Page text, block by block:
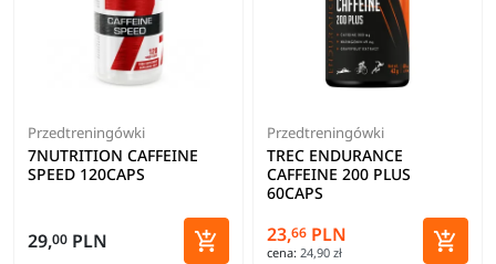
Przedtreningówki
7NUTRITION CAFFEINE
SPEED 120CAPS
29,00 PLN 
Przedtreningówki
TREC ENDURANCE
CAFFEINE 200 PLUS
60CAPS
23,66 PLN
cena: 24,90 zł 